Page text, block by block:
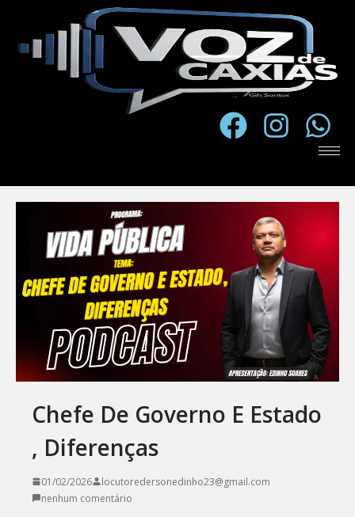
Chefe De Governo E Estado
, Diferenças
01/02/2026
locutoredersonedinho23@gmail.com
nenhum comentário